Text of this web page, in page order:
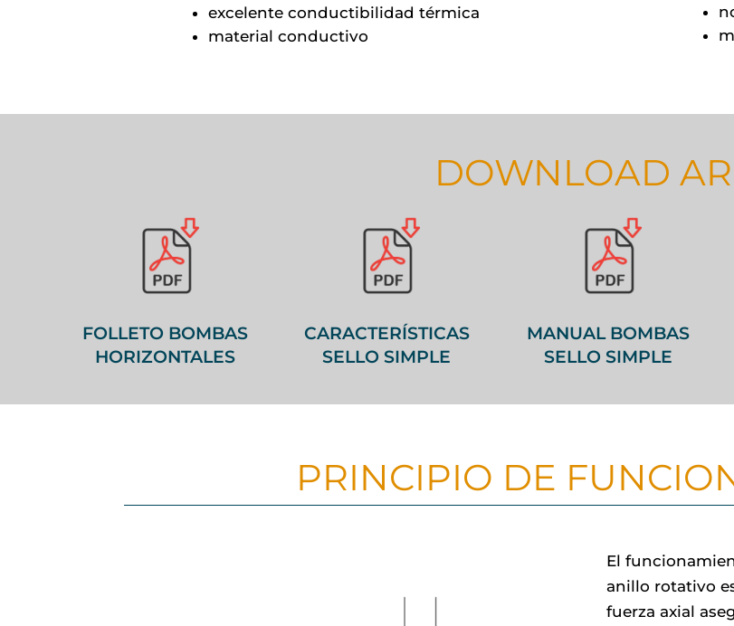
excelente conductibilidad térmica
material conductivo
DOWNLOAD
FOLLETO BOMBAS
HORIZONTALES
CARACTERÍSTICAS
SELLO SIMPLE
MANUAL BOMBAS
SELLO SIMPLE
PRINCIPIO DE
El
anillo rotativo
fuerza axial